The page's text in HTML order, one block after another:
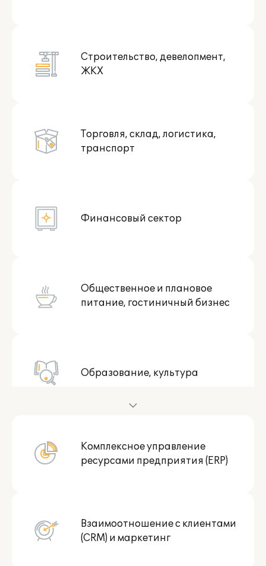
Строительство, девелопмент,
ЖКХ
Торговля, склад, логистика,
транспорт
Финансовый сектор
Общественное и плановое
питание, гостиничный бизнес
Образование, культура
Здравоохранение и медицина
Профессиональные услуги
Комплексное управление
ресурсами предприятия (ERP)
Взаимоотношение с клиентами
(CRM) и маркетинг